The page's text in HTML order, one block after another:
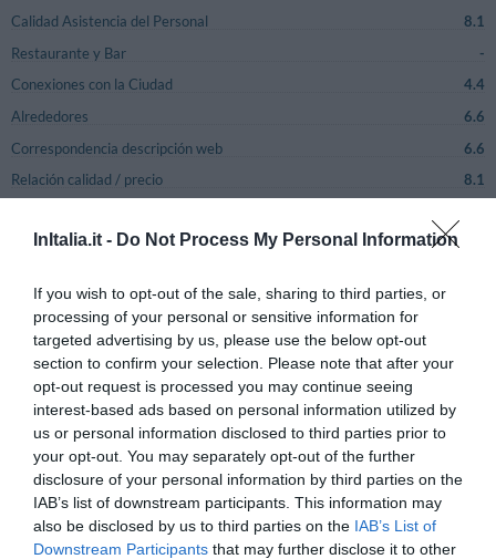
InItalia.it - Do Not Process My Personal Information
If you wish to opt-out of the sale, sharing to third parties, or
processing of your personal or sensitive information for
targeted advertising by us, please use the below opt-out
section to confirm your selection. Please note that after your
opt-out request is processed you may continue seeing
interest-based ads based on personal information utilized by
us or personal information disclosed to third parties prior to
your opt-out. You may separately opt-out of the further
disclosure of your personal information by third parties on the
IAB’s list of downstream participants. This information may
also be disclosed by us to third parties on the IAB’s List of
Downstream Participants that may further disclose it to other
Calidad Asistencia del Personal
8.1
Restaurante y Bar
-
Conexiones con la Ciudad
4.4
Alrededores
6.6
Correspondencia descripción web
6.6
Relación calidad / precio
8.1
Comentarios
anteriores
Página 1-1
Comentarios
Sucesivos
Vincenzo
Italia
Agosto 2014
AGRADABLE
6.7/10
Sarebbe opportuno aggiungere qualche segnaletica stradale per facilitare
l'arrivo da Palermo.
¿Volverías a este Hotel?
SI
detalles